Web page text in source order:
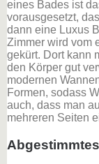
eines Bades ist
vorausgesetzt,
dann eine Luxus
Zimmer wird vom
gekürt. Dort kann
den Körper gut
modernen
Formen, sodass
auch, dass man
mehreren Seiten